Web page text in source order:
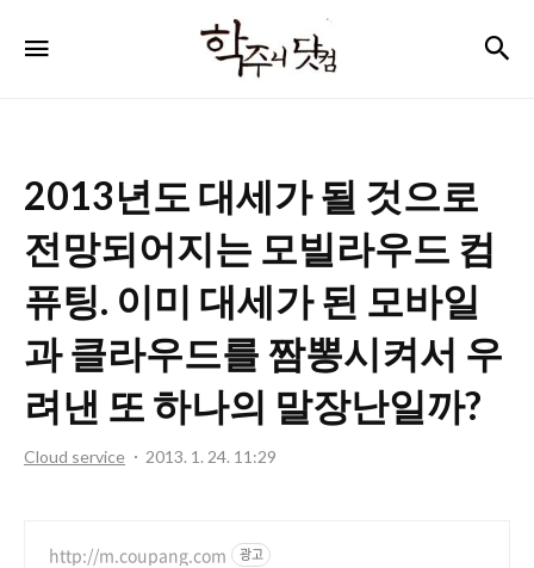
주
컴
2013년도 대세가 될 것으로
전망되어지는 모빌라우드 컴
퓨팅. 이미 대세가 된 모바일
과 클라우드를 짬뽕시켜서 우
려낸 또 하나의 말장난일까?
Cloud service 2013. 1. 24. 11:29
http://m.coupang.com 광고